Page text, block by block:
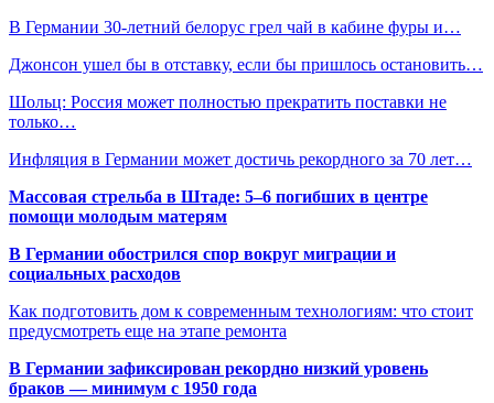
В Германии 30-летний белорус грел чай в кабине фуры и…
Джонсон ушел бы в отставку, если бы пришлось остановить…
Шольц: Россия может полностью прекратить поставки не
только…
Инфляция в Германии может достичь рекордного за 70 лет…
Массовая стрельба в Штаде: 5–6 погибших в центре
помощи молодым матерям
В Германии обострился спор вокруг миграции и
социальных расходов
Как подготовить дом к современным технологиям: что стоит
предусмотреть еще на этапе ремонта
В Германии зафиксирован рекордно низкий уровень
браков — минимум с 1950 года